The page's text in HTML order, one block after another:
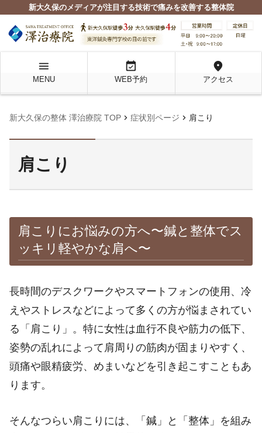
新大久保のメディアが注目する技術で痛みを改善する整体院
menu
MENU
event_available
WEB予約
location_on
アクセス
新大久保の整体 澤治療院 TOP chevron_right 症状別ページ chevron_right 肩こり
肩こり
肩こりにお悩みの方へ〜鍼と整体でス
ッキリ軽やかな肩へ〜
長時間のデスクワークやスマートフォンの使用、冷
えやストレスなどによって多くの方が悩まされてい
る「肩こり」。特に女性は血行不良や筋力の低下、
姿勢の乱れによって肩周りの筋肉が固まりやすく、
頭痛や眼精疲労、めまいなどを引き起こすこともあ
ります。
そんなつらい肩こりには、「鍼」と「整体」を組み